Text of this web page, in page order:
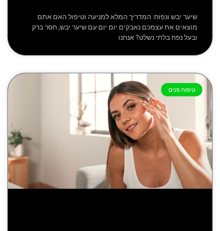
שיער יבש ונפוח: המדריך המלא למניעה וטיפול האם אתם
מוצאים את עצמכם נאבקים יום יום עם שיער יבש, חסר ברק
ובעל נפח בלתי נשלט? אנחנו
טיפוח פנים